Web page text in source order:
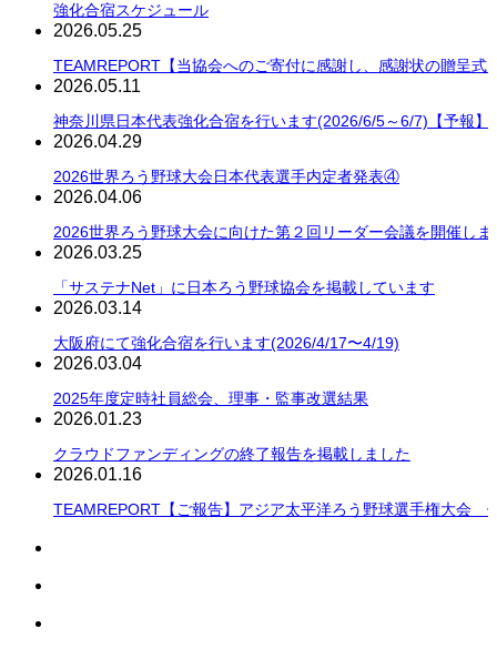
強化合宿スケジュール
2026.05.25
TEAMREPORT【当協会へのご寄付に感謝し、感謝状の贈呈式
2026.05.11
神奈川県日本代表強化合宿を行います(2026/6/5～6/7)【予報】
2026.04.29
2026世界ろう野球大会日本代表選手内定者発表④
2026.04.06
2026世界ろう野球大会に向けた第２回リーダー会議を開催しま
2026.03.25
「サステナNet」に日本ろう野球協会を掲載しています
2026.03.14
大阪府にて強化合宿を行います(2026/4/17〜4/19)
2026.03.04
2025年度定時社員総会、理事・監事改選結果
2026.01.23
クラウドファンディングの終了報告を掲載しました
2026.01.16
TEAMREPORT【ご報告】アジア太平洋ろう野球選手権大会